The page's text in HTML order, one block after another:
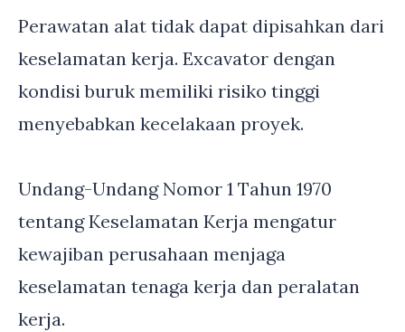
Perawatan alat tidak dapat dipisahkan dari
keselamatan kerja. Excavator dengan
kondisi buruk memiliki risiko tinggi
menyebabkan kecelakaan proyek.
Undang-Undang Nomor 1 Tahun 1970
tentang Keselamatan Kerja mengatur
kewajiban perusahaan menjaga
keselamatan tenaga kerja dan peralatan
kerja.